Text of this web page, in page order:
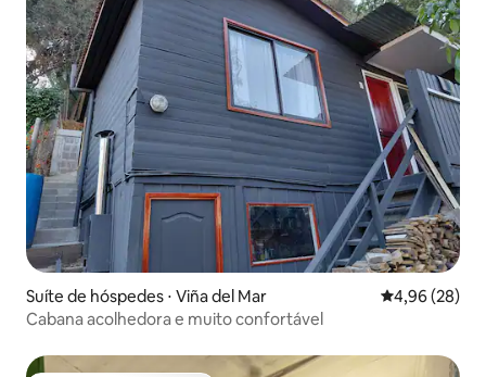
Suíte de hóspedes ⋅ Viña del Mar 4,96 de uma
4,96 (28)
Cabana acolhedora e muito confortável